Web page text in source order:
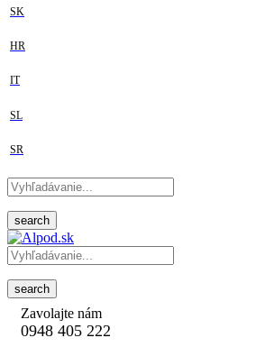
SK
HR
IT
SL
SR
search
search
Zavolajte nám
0948 405 222